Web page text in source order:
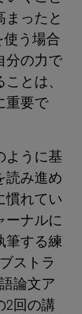
まったと
う場合
分の力で
とは、
重要で
ように基
読み進め
慣れてい
ーナルに
筆する練
ストラ
論文ア
2回の講